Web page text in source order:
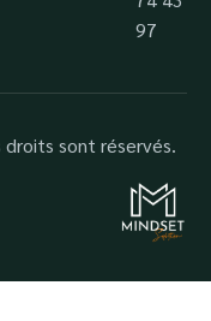
97
sont réservés.